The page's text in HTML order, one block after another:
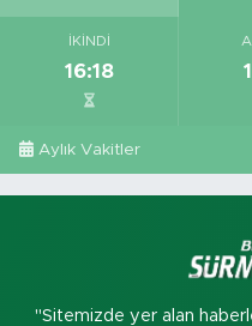
İKINDI
16:18
Aylık Vakitler
"Sitemizde yer alan